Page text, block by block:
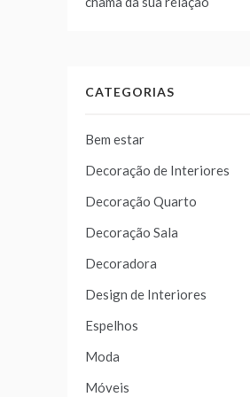
CATEGORIAS
Bem estar
Decoração de Interiores
Decoração Quarto
Decoração Sala
Decoradora
Design de Interiores
Espelhos
Moda
Móveis